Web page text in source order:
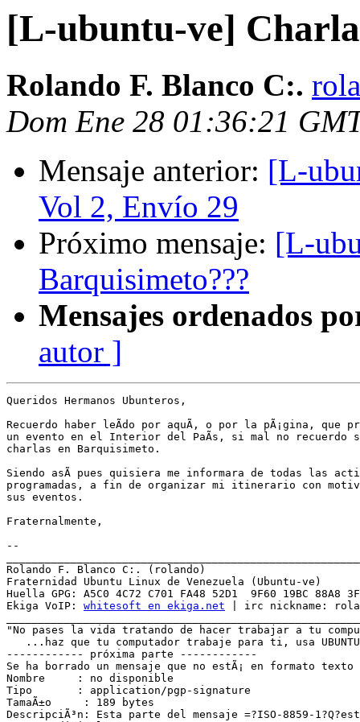
[L-ubuntu-ve]
Rolando F. Blanco C:.
Dom Ene 28 01:36:21
Mensaje anterior: [L-
Vol 2, Envío 29
Próximo mensaje: [L-
Barquisimeto???
Mensajes ordenados
autor ]
Queridos Hermanos Ubunteros,
Recuerdo haber leÃ­do por aquÃ­, o por la pÃ¡gina, que
un evento en el Interior del PaÃ­s, si mal no recuerdo
charlas en Barquisimeto.
Siendo asÃ­ pues quisiera me informara de todas las
programadas, a fin de organizar mi itinerario con
sus eventos.
Fraternalmente,
--
Rolando F. Blanco C:. (rolando)
Fraternidad Ubuntu Linux de Venezuela (Ubuntu-ve)
Huella GPG: A5C0 4C72 C701 FA48 52D1  9F60 19BC 88A8
Ekiga VoIP: whitesoft en ekiga.net | irc nickname:
"No pases la vida tratando de hacer trabajar a tu
...haz que tu computador trabaje para ti, usa
------------ próxima parte ------------
Se ha borrado un mensaje que no estÃ¡ en formato
Nombre     : no disponible
Tipo       : application/pgp-signature
TamaÃ±o     : 189 bytes
DescripciÃ³n: Esta parte del mensaje =?ISO-8859-